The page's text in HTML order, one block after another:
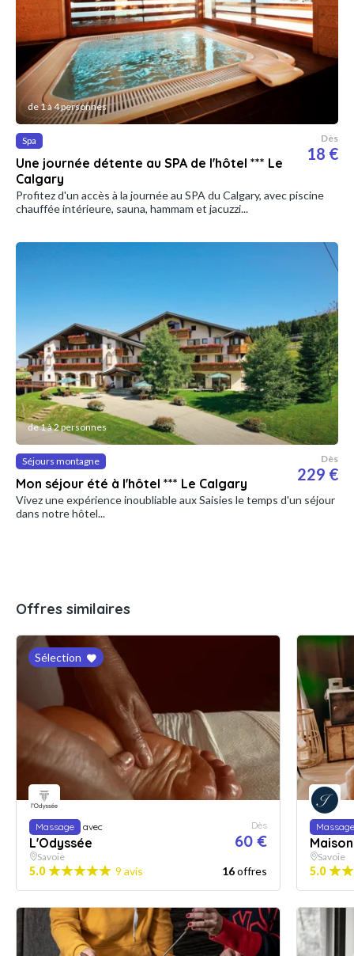
de 1 à 4 personnes
Spa
Une journée détente au SPA de l'hôtel *** Le
Calgary
Dès
18 €
Profitez d'un accès à la journée au SPA du Calgary, avec piscine
chauffée intérieure, sauna, hammam et jacuzzi...
de 1 à 2 personnes
Séjours montagne
Mon séjour été à l'hôtel *** Le Calgary
Dès
229 €
Vivez une expérience inoubliable aux Saisies le temps d'un séjour
dans notre hôtel...
Offres similaires
Sélection
Massage avec
L'Odyssée
Dès
60 €
Savoie
5.0 9 avis 16offres
Massage
Savoie
5.0